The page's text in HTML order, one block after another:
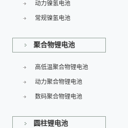
动力镍氢电池
常规镍氢电池
聚合物锂电池
高低温聚合物锂电池
动力聚合物锂电池
数码聚合物锂电池
圆柱锂电池